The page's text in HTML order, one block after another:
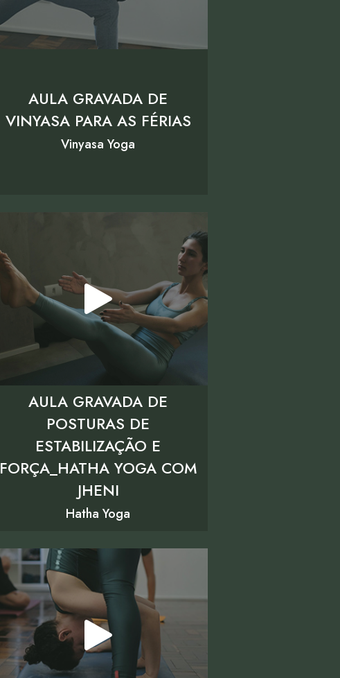
AULA GRAVADA DE
VINYASA PARA AS FÉRIAS
Vinyasa Yoga
AULA GRAVADA DE
POSTURAS DE
ESTABILIZAÇÃO E
FORÇA_HATHA YOGA COM
JHENI
Hatha Yoga